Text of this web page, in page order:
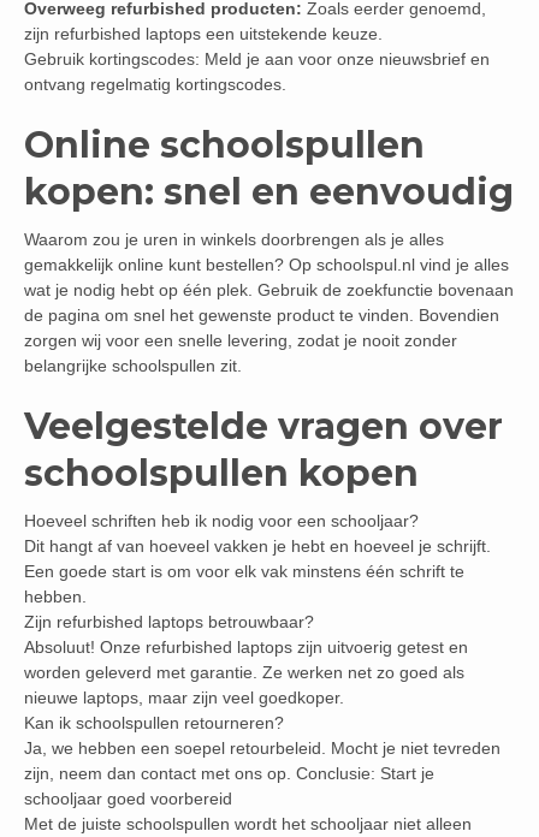
Overweeg refurbished producten: Zoals eerder genoemd,
zijn refurbished laptops een uitstekende keuze.
Gebruik kortingscodes: Meld je aan voor onze nieuwsbrief en
ontvang regelmatig kortingscodes.
Online schoolspullen
kopen: snel en eenvoudig
Waarom zou je uren in winkels doorbrengen als je alles
gemakkelijk online kunt bestellen? Op schoolspul.nl vind je alles
wat je nodig hebt op één plek. Gebruik de zoekfunctie bovenaan
de pagina om snel het gewenste product te vinden. Bovendien
zorgen wij voor een snelle levering, zodat je nooit zonder
belangrijke schoolspullen zit.
Veelgestelde vragen over
schoolspullen kopen
Hoeveel schriften heb ik nodig voor een schooljaar?
Dit hangt af van hoeveel vakken je hebt en hoeveel je schrijft.
Een goede start is om voor elk vak minstens één schrift te
hebben.
Zijn refurbished laptops betrouwbaar?
Absoluut! Onze refurbished laptops zijn uitvoerig getest en
worden geleverd met garantie. Ze werken net zo goed als
nieuwe laptops, maar zijn veel goedkoper.
Kan ik schoolspullen retourneren?
Ja, we hebben een soepel retourbeleid. Mocht je niet tevreden
zijn, neem dan contact met ons op. Conclusie: Start je
schooljaar goed voorbereid
Met de juiste schoolspullen wordt het schooljaar niet alleen